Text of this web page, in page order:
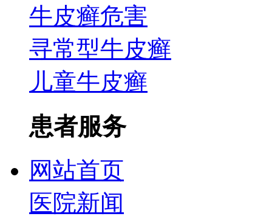
牛皮癣危害
寻常型牛皮癣
儿童牛皮癣
患者服务
网站首页
医院新闻